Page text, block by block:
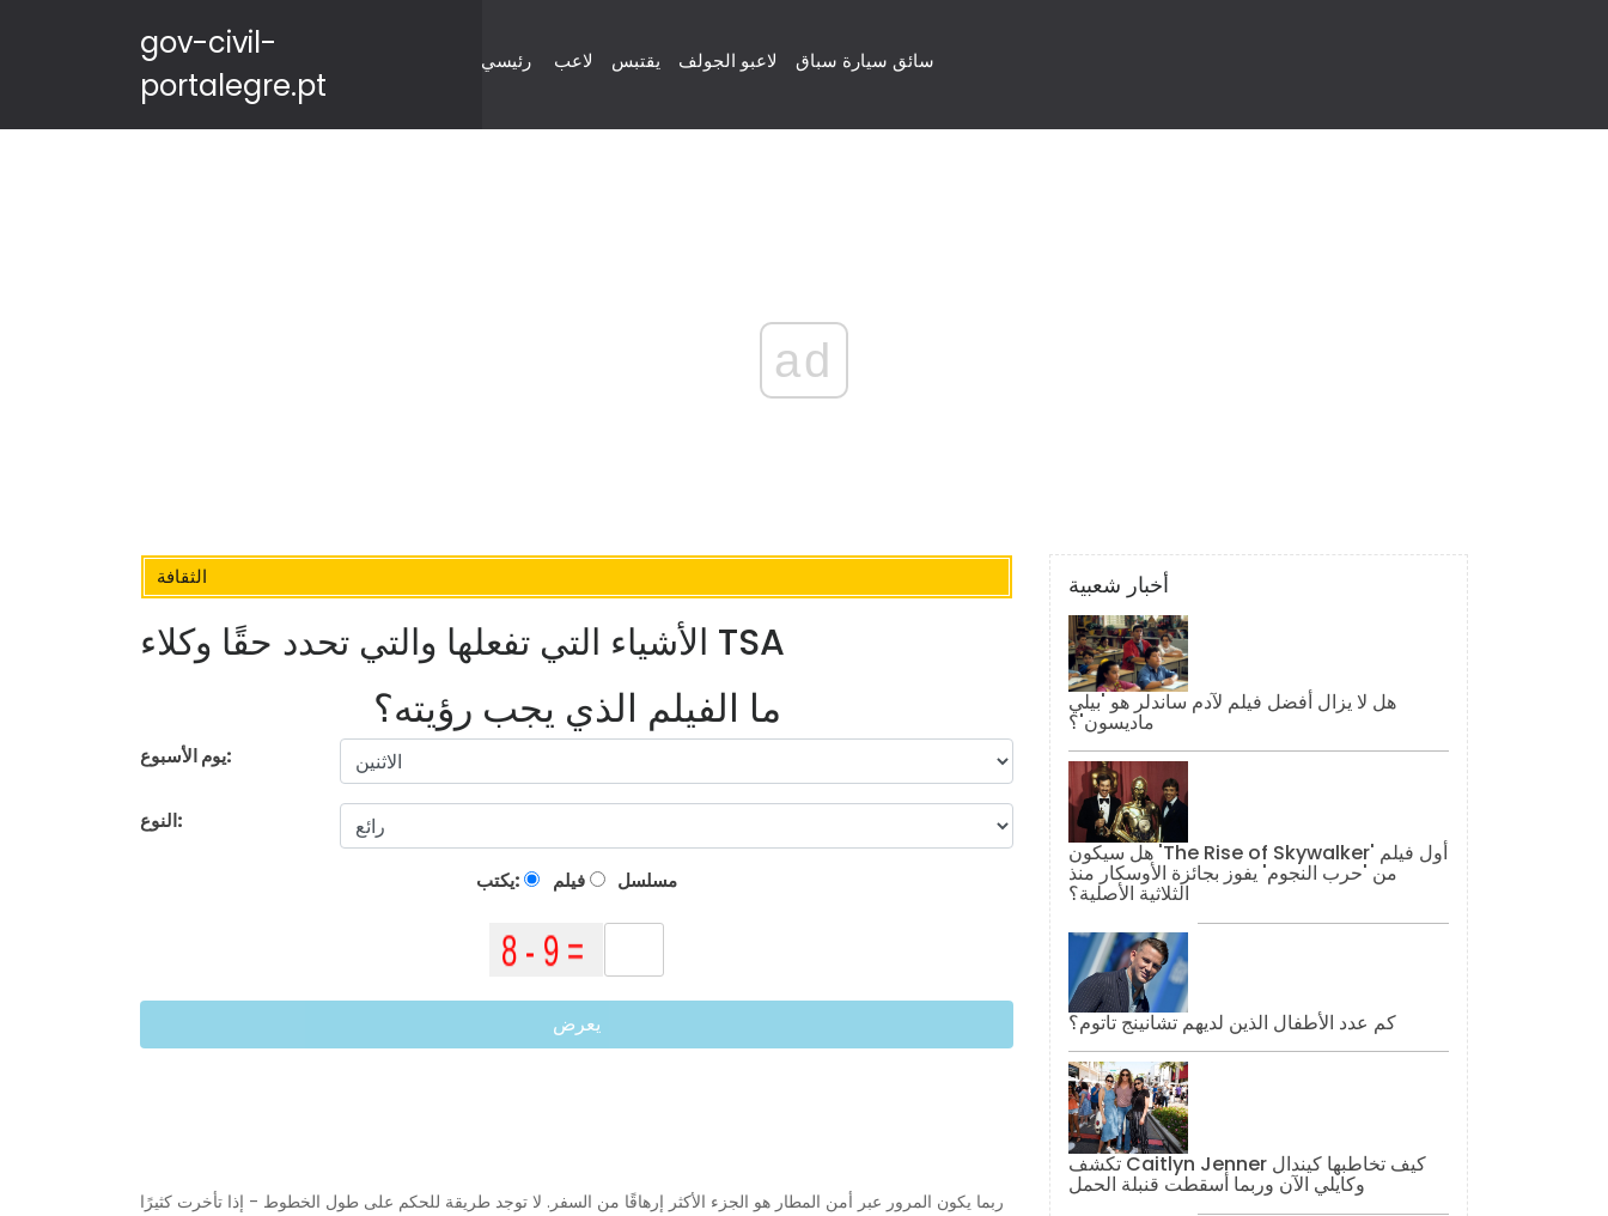
gov-civil-
portalegre.pt
رئيسي لاعب يقتبس لاعبو الجولف سائق سيارة سباق
ad
الثقافة
الأشياء التي تفعلها والتي تحدد حقًا وكلاء TSA
ما الفيلم الذي يجب رؤيته؟
يوم الأسبوع:
النوع:
يكتب: فيلم مسلسل
يعرض
ربما يكون المرور عبر أمن المطار هو الجزء الأكثر إرهاقًا من السفر. لا توجد طريقة للحكم على طول الخطوط - إذا تأخرت كثيرًا
أخبار شعبية
هل لا يزال أفضل فيلم لآدم ساندلر هو 'بيلي
ماديسون'؟
هل سيكون 'The Rise of Skywalker' أول فيلم
من 'حرب النجوم' يفوز بجائزة الأوسكار منذ
الثلاثية الأصلية؟
كم عدد الأطفال الذين لديهم تشانينج تاتوم؟
تكشف Caitlyn Jenner كيف تخاطبها كيندال
وكايلي الآن وربما أسقطت قنبلة الحمل